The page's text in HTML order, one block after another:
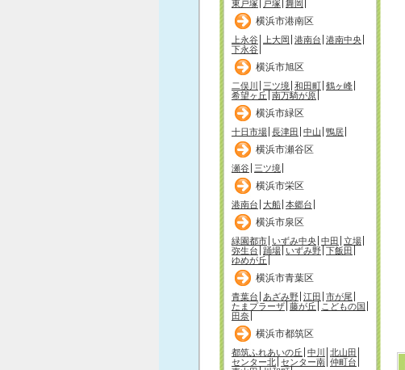
東戸塚 戸塚 舞岡
横浜市港南区
上永谷 上大岡 港南台 港南中央
下永谷
横浜市旭区
二俣川 三ツ境 和田町 鶴ヶ峰
希望ヶ丘 南万騎が原
横浜市緑区
十日市場 長津田 中山 鴨居
横浜市瀬谷区
瀬谷 三ツ境
横浜市栄区
港南台 大船 本郷台
横浜市泉区
緑園都市 いずみ中央 中田 立場
弥生台 踊場 いずみ野 下飯田
ゆめが丘
横浜市青葉区
青葉台 あざみ野 江田 市が尾
たまプラーザ 藤が丘
こどもの国
田奈
横浜市都筑区
都筑ふれあいの丘 中川
北山田
センター北 センター南 仲町台